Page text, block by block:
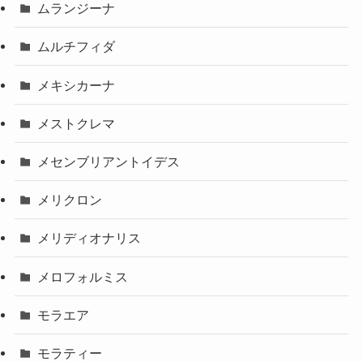
ムランジーナ
ムルチフィダ
メキシカーナ
メストクレマ
メセンブリアントイデス
メリクロン
メリディオナリス
メロフォルミス
モラエア
モラティー